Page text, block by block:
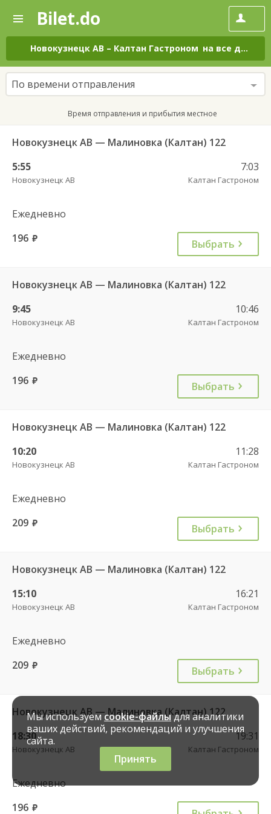
—
Поиск
и
покупка
билетов
на
автобус
онлайн
Bilet.do
Новокузнецк АВ – Калтан Гастроном на все дни
По времени отправления
Время отправления и прибытия местное
Новокузнецк АВ — Малиновка (Калтан) 122
5:55
Новокузнецк АВ
7:03
Калтан Гастроном
Ежедневно
196 руб. Выбрать
Новокузнецк АВ — Малиновка (Калтан) 122
9:45
Новокузнецк АВ
10:46
Калтан Гастроном
Ежедневно
196 руб. Выбрать
Новокузнецк АВ — Малиновка (Калтан) 122
10:20
Новокузнецк АВ
11:28
Калтан Гастроном
Ежедневно
209 руб. Выбрать
Новокузнецк АВ — Малиновка (Калтан) 122
15:10
Новокузнецк АВ
16:21
Калтан Гастроном
Ежедневно
209 руб. Выбрать
Новокузнецк АВ — Малиновка (Калтан) 122
18:30
Новокузнецк АВ
19:31
Калтан Гастроном
Ежедневно
196 руб.
Мы используемcookie-файлыдля аналитики
ваших действий, рекомендаций и улучшения
сайта.
Принять